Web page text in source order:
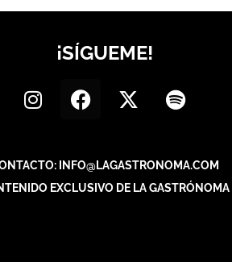
¡SÍGUEME!
INFO@LAGASTRONOMA.COM
EXCLUSIVO DE LA GASTRÓNOMA